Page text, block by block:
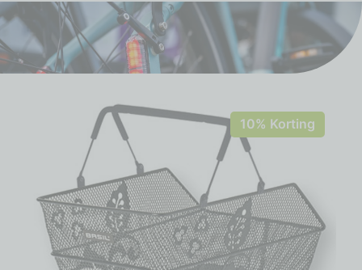
10% Korting